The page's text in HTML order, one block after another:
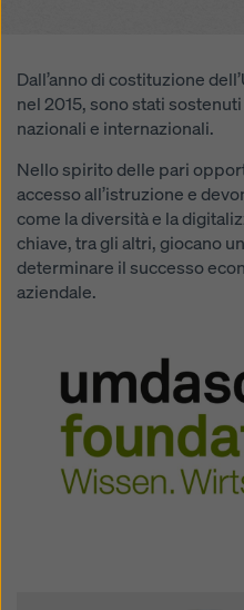
Dall’anno di costituzione
nel 2015, sono stati
nazionali e internazionali.
Nello spirito delle pari
accesso all’istruzione e
come la diversità e la
chiave, tra gli altri, giocano
determinare il successo
aziendale.
cliccando su impostazioni
sito web e utilizzando le
corrispondenti. Potete
indicarne il motivo,
in fondo a questo sito web.
Potete trovare ulteriori
nella nostra informativa
inoltre la possibilità di